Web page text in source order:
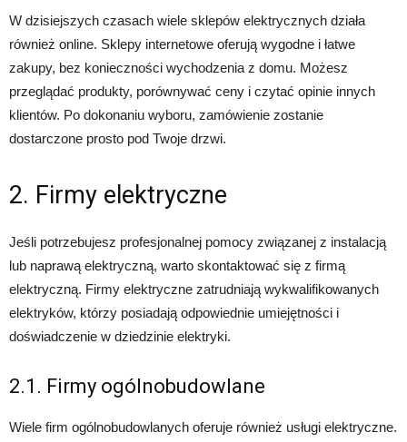
W dzisiejszych czasach wiele sklepów elektrycznych działa
również online. Sklepy internetowe oferują wygodne i łatwe
zakupy, bez konieczności wychodzenia z domu. Możesz
przeglądać produkty, porównywać ceny i czytać opinie innych
klientów. Po dokonaniu wyboru, zamówienie zostanie
dostarczone prosto pod Twoje drzwi.
2. Firmy elektryczne
Jeśli potrzebujesz profesjonalnej pomocy związanej z instalacją
lub naprawą elektryczną, warto skontaktować się z firmą
elektryczną. Firmy elektryczne zatrudniają wykwalifikowanych
elektryków, którzy posiadają odpowiednie umiejętności i
doświadczenie w dziedzinie elektryki.
2.1. Firmy ogólnobudowlane
Wiele firm ogólnobudowlanych oferuje również usługi elektryczne.